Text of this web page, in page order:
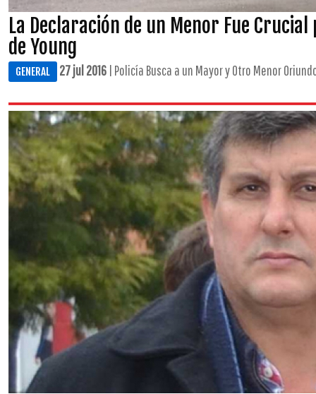
La Declaración de un Menor Fue
de Young
GENERAL 27 jul 2016 | Policía Busca a un Mayor y Otro Menor